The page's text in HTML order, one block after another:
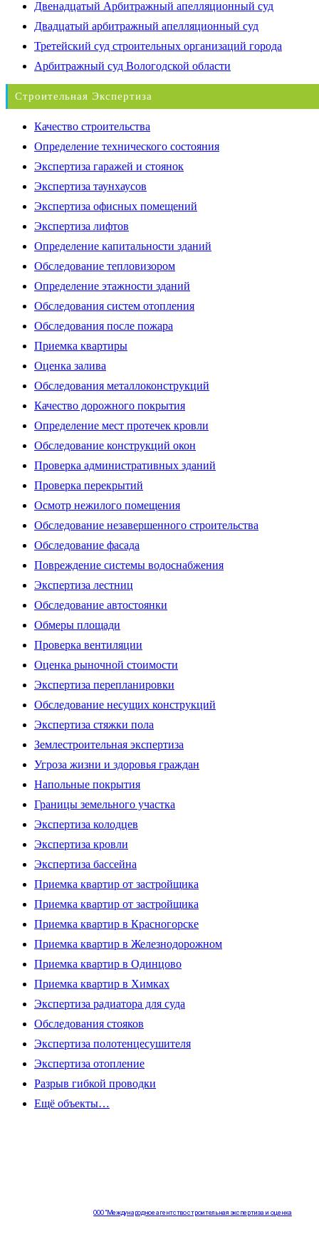
Двенадцатый Арбитражный апелляционный суд
Двадцатый арбитражный апелляционный суд
Третейский суд строительных организаций города
Арбитражный суд Вологодской области
Строительная Экспертиза
Качество строительства
Определение технического состояния
Экспертиза гаражей и стоянок
Экспертиза таунхаусов
Экспертиза офисных помещений
Экспертиза лифтов
Определение капитальности зданий
Обследование тепловизором
Определение этажности зданий
Обследования систем отопления
Обследования после пожара
Приемка квартиры
Оценка залива
Обследования металлоконструкций
Качество дорожного покрытия
Определение мест протечек кровли
Обследование конструкций окон
Проверка административных зданий
Проверка перекрытий
Осмотр нежилого помещения
Обследование незавершенного строительства
Обследование фасада
Повреждение системы водоснабжения
Экспертиза лестниц
Обследование автостоянки
Обмеры площади
Проверка вентиляции
Оценка рыночной стоимости
Экспертиза перепланировки
Обследование несущих конструкций
Экспертиза стяжки пола
Землестроительная экспертиза
Угроза жизни и здоровья граждан
Напольные покрытия
Границы земельного участка
Экспертиза колодцев
Экспертиза кровли
Экспертиза бассейна
Приемка квартир от застройщика
Приемка квартир от застройщика
Приемка квартир в Красногорске
Приемка квартир в Железнодорожном
Приемка квартир в Одинцово
Приемка квартир в Химках
Экспертиза радиатора для суда
Обследования стояков
Экспертиза полотенцесушителя
Экспертиза отопление
Разрыв гибкой проводки
Ещё объекты…
ООО "Международное агентство строительная экспертиза и оценка